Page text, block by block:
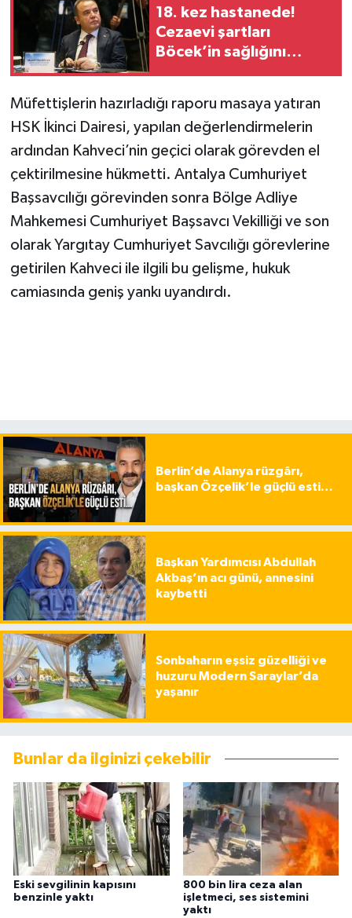
18. kez hastanede!
Cezaevi şartları
Böcek’in sağlığını
Müfettişlerin hazırladığı raporu masaya yatıran
HSK İkinci Dairesi, yapılan değerlendirmelerin
ardından Kahveci’nin geçici olarak görevden el
çektirilmesine hükmetti. Antalya Cumhuriyet
Başsavcılığı görevinden sonra Bölge Adliye
Mahkemesi Cumhuriyet Başsavcı Vekilliği ve son
olarak Yargıtay Cumhuriyet Savcılığı görevlerine
getirilen Kahveci ile ilgili bu gelişme, hukuk
camiasında geniş yankı uyandırdı.
Berlin’de Alanya rüzgârı,
başkan Özçelik’le güçlü esti…
Başkan Yardımcısı Abdullah
Akbaş’ın acı günü, annesini
kaybetti
Sonbaharın eşsiz güzelliği ve
huzuru Modern Saraylar’da
yaşanır
Bunlar da ilginizi çekebilir
Eski sevgilinin kapısını
benzinle yaktı
800 bin lira ceza alan
işletmeci, ses sistemini
yaktı